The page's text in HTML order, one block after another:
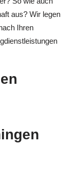
So wie auch
aus? Wir legen
Ihren